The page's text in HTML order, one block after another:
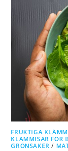
FRUKTIGA
KLÄMMISAR FÖR
GRÖNSAKER /